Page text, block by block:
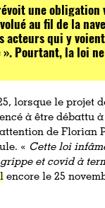
une
au fil de la
qui y
Pourtant, la loi
lorsque le projet
à être débattu
de Florian
« Cette loi
et covid à
encore le 25